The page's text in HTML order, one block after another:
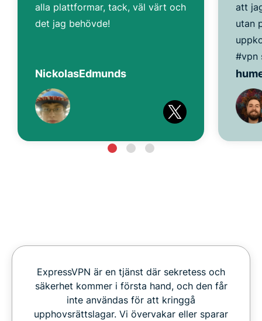
alla plattformar, tack, väl värt och
det jag behövde!
NickolasEdmunds
att
utan
#vpn
ExpressVPN är en tjänst där sekretess och
säkerhet kommer i första hand, och den får
inte användas för att kringgå
upphovsrättslagar. Vi övervakar eller sparar